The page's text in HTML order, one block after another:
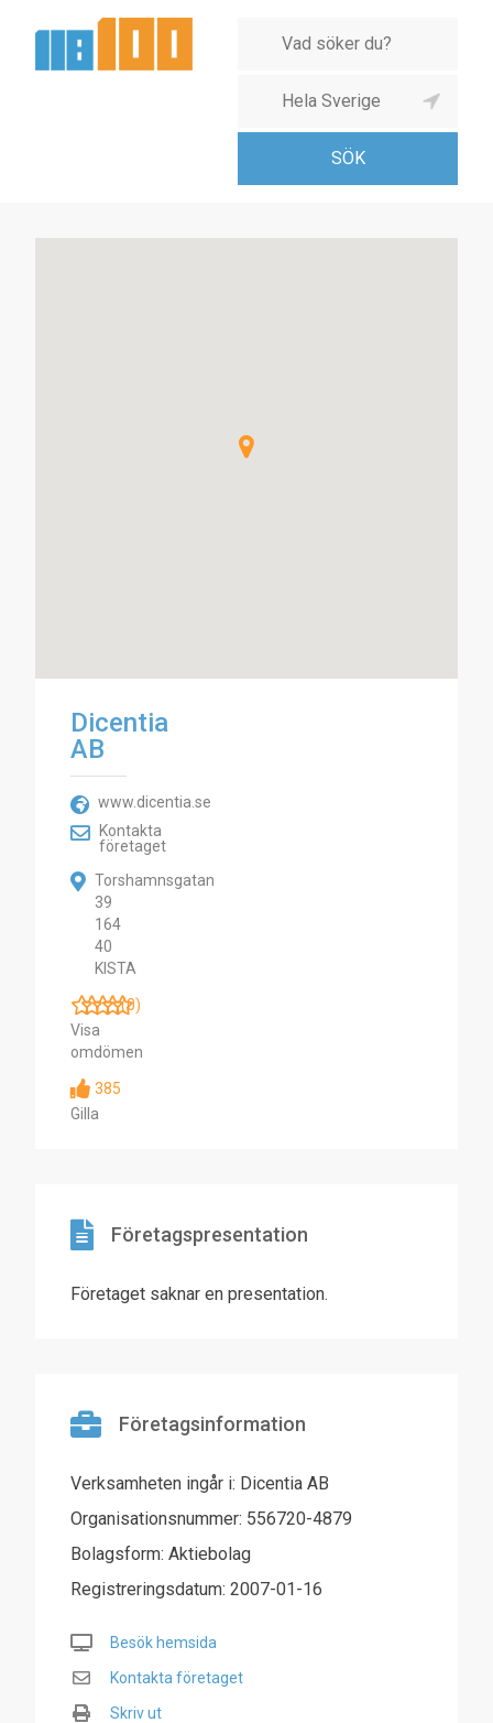
Dicentia
AB
www.dicentia.se
Kontakta
företaget
Torshamnsgatan
39
164
40
KISTA
(0)
Visa
omdömen
385
Gilla
Företagspresentation
Företaget saknar en presentation.
Företagsinformation
Verksamheten ingår i: Dicentia AB
Organisationsnummer: 556720-4879
Bolagsform: Aktiebolag
Registreringsdatum: 2007-01-16
Besök hemsida
Kontakta företaget
Skriv ut